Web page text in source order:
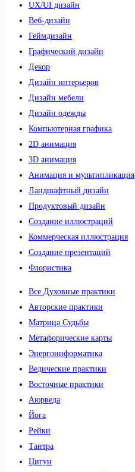
UX/UI дизайн
Веб-дизайн
Геймдизайн
Графический дизайн
Декор
Дизайн интерьеров
Дизайн мебели
Дизайн одежды
Компьютерная графика
2D анимация
3D анимация
Анимация и мультипликация
Ландшафтный дизайн
Продуктовый дизайн
Создание иллюстраций
Коммерческая иллюстрация
Создание презентаций
Флористика
Все Духовные практики
Авторские практики
Матрица Судьбы
Метафорические карты
Энергоинформатика
Ведические практики
Восточные практики
Аюрведа
Йога
Рейки
Тантра
Цигун